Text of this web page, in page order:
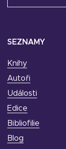
SEZNAMY
Knihy
Autoři
Události
Edice
Bibliofilie
Blog